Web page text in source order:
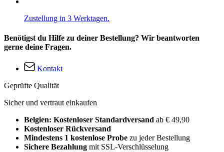
Zustellung in 3 Werktagen.
Benötigst du Hilfe zu deiner Bestellung? Wir beantworten
gerne deine Fragen.
Kontakt
Geprüfte Qualität
Sicher und vertraut einkaufen
Belgien: Kostenloser Standardversand ab € 49,90
Kostenloser Rückversand
Mindestens 1 kostenlose Probe zu jeder Bestellung
Sichere Bezahlung mit SSL-Verschlüsselung